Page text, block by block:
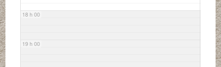
18 h 00
19 h 00